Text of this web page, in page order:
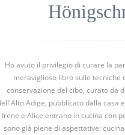
Ho avuto il privilegio di curare la
meraviglioso libro sulle tecniche
conservazione del cibo, curato da
Adige, pubblicato dalla casa
Irene e Alice entrano in cucina con
sono già piene di aspettative: